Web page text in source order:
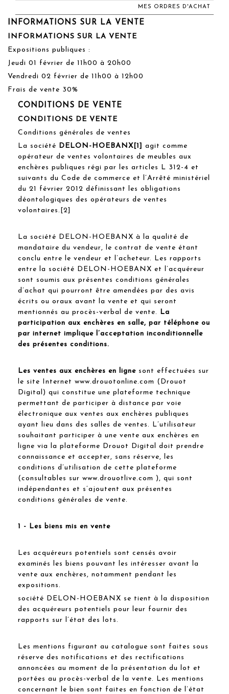
MES ORDRES D'ACHAT
INFORMATIONS SUR LA VENTE
INFORMATIONS SUR LA VENTE
Expositions publiques :
Jeudi 01 février de 11h00 à 20h00
Vendredi 02 février de 11h00 à 12h00
Frais de vente 30%
CONDITIONS DE VENTE
CONDITIONS DE VENTE
Conditions générales de ventes
La société DELON-HOEBANX[1] agit comme
opérateur de ventes volontaires de meubles aux
enchères publiques régi par les articles L 312-4 et
suivants du Code de commerce et l’Arrêté ministériel
du 21 février 2012 définissant les obligations
déontologiques des opérateurs de ventes
volontaires.[2]
La société DELON-HOEBANX à la qualité de
mandataire du vendeur, le contrat de vente étant
conclu entre le vendeur et l’acheteur. Les rapports
entre la société DELON-HOEBANX et l’acquéreur
sont soumis aux présentes conditions générales
d’achat qui pourront être amendées par des avis
écrits ou oraux avant la vente et qui seront
mentionnés au procès-verbal de vente.
La
participation aux enchères en salle, par téléphone ou
par internet implique l’acceptation inconditionnelle
des présentes conditions.
Les ventes aux enchères en ligne sont effectuées sur
le site Internet www.drouotonline.com (Drouot
Digital) qui constitue une plateforme technique
permettant de participer à distance par voie
électronique aux ventes aux enchères publiques
ayant lieu dans des salles de ventes. L’utilisateur
souhaitant participer à une vente aux enchères en
ligne via la plateforme Drouot Digital doit prendre
connaissance et accepter, sans réserve, les
conditions d’utilisation de cette plateforme
(consultables sur www.drouotlive.com ), qui sont
indépendantes et s’ajoutent aux présentes
conditions générales de vente.
1 - Les biens mis en vente
Les acquéreurs potentiels sont censés avoir
examinés les biens pouvant les intéresser avant la
vente aux enchères, notamment pendant les
expositions.
société DELON-HOEBANX se tient à la disposition
des acquéreurs potentiels pour leur fournir des
rapports sur l’état des lots.
Les mentions figurant au catalogue sont faites sous
réserve des notifications et des rectifications
annoncées au moment de la présentation du lot et
portées au procès-verbal de la vente. Les mentions
concernant le bien sont faites en fonction de l’état